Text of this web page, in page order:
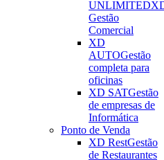
UNLIMITED
Gestão
Comercial
XD
AUTOGestão
completa para
oficinas
XD SATGestão
de empresas de
Informática
Ponto de Venda
XD RestGestão
de Restaurantes